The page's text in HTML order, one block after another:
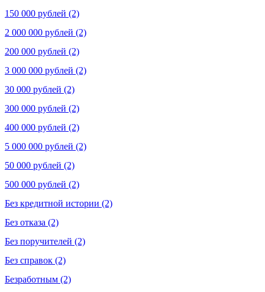
150 000 рублей (2)
2 000 000 рублей (2)
200 000 рублей (2)
3 000 000 рублей (2)
30 000 рублей (2)
300 000 рублей (2)
400 000 рублей (2)
5 000 000 рублей (2)
50 000 рублей (2)
500 000 рублей (2)
Без кредитной истории (2)
Без отказа (2)
Без поручителей (2)
Без справок (2)
Безработным (2)